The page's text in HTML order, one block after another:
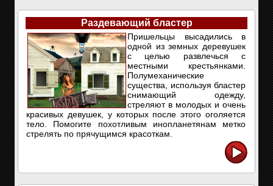
Раздевающий бластер
Пришельцы высадились в
одной из земных деревушек
с целью развлечься с
местными крестьянками.
Полумеханические
существа, используя бластер
снимающий одежду,
стреляют в молодых и очень
красивых девушек, у которых после этого оголяется
тело. Помогите похотливым инопланетянам метко
стрелять по прячущимся красоткам.